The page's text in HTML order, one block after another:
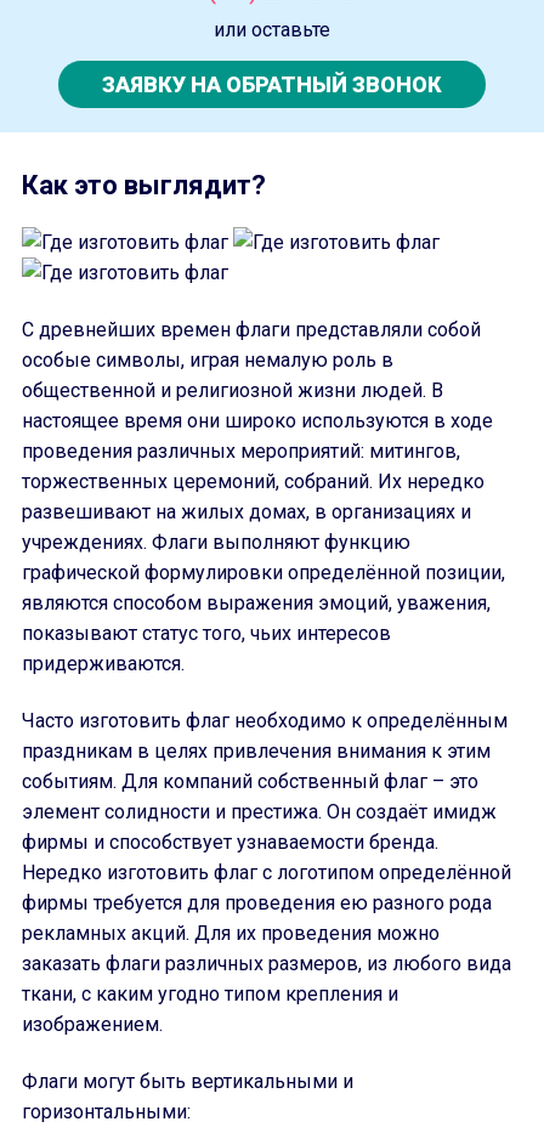
или оставьте
ЗАЯВКУ НА ОБРАТНЫЙ ЗВОНОК
Как это выглядит?
С древнейших времен флаги представляли собой
особые символы, играя немалую роль в
общественной и религиозной жизни людей. В
настоящее время они широко используются в ходе
проведения различных мероприятий: митингов,
торжественных церемоний, собраний. Их нередко
развешивают на жилых домах, в организациях и
учреждениях. Флаги выполняют функцию
графической формулировки определённой позиции,
являются способом выражения эмоций, уважения,
показывают статус того, чьих интересов
придерживаются.
Часто изготовить флаг необходимо к определённым
праздникам в целях привлечения внимания к этим
событиям. Для компаний собственный флаг – это
элемент солидности и престижа. Он создаёт имидж
фирмы и способствует узнаваемости бренда.
Нередко изготовить флаг с логотипом определённой
фирмы требуется для проведения ею разного рода
рекламных акций. Для их проведения можно
заказать флаги различных размеров, из любого вида
ткани, с каким угодно типом крепления и
изображением.
Флаги могут быть вертикальными и
горизонтальными: